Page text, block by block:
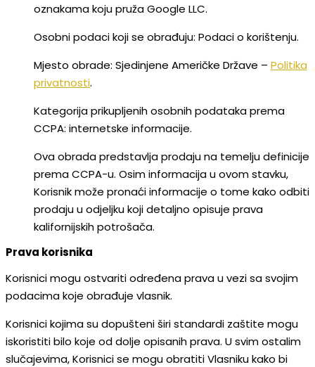
oznakama koju pruža Google LLC.
Osobni podaci koji se obrađuju: Podaci o korištenju.
Mjesto obrade: Sjedinjene Američke Države – Politika
privatnosti.
Kategorija prikupljenih osobnih podataka prema
CCPA: internetske informacije.
Ova obrada predstavlja prodaju na temelju definicije
prema CCPA-u. Osim informacija u ovom stavku,
Korisnik može pronaći informacije o tome kako odbiti
prodaju u odjeljku koji detaljno opisuje prava
kalifornijskih potrošača.
Prava korisnika
Korisnici mogu ostvariti određena prava u vezi sa svojim
podacima koje obrađuje vlasnik.
Korisnici kojima su dopušteni širi standardi zaštite mogu
iskoristiti bilo koje od dolje opisanih prava. U svim ostalim
slučajevima, Korisnici se mogu obratiti Vlasniku kako bi